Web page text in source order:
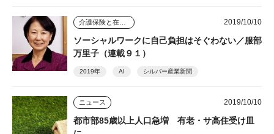
2019/10/10
ソーシャルワークに自己負担はそぐわない／服部
万里子（連載９１）
2019年 AI シルバー産業新聞
ニュース 2019/10/10
都市部85歳以上人口急増 有老・サ高住受け皿